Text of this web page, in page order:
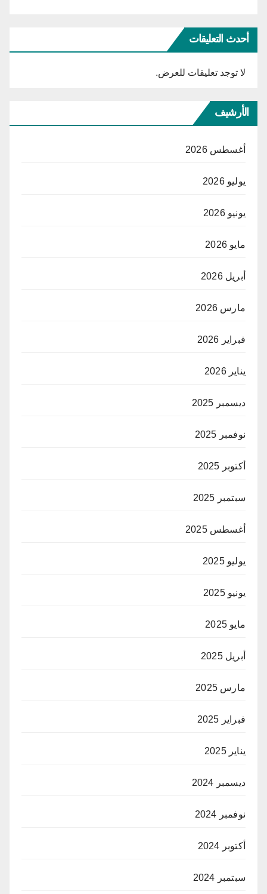
أحدث التعليقات
لا توجد تعليقات للعرض.
الأرشيف
أغسطس 2026
يوليو 2026
يونيو 2026
مايو 2026
أبريل 2026
مارس 2026
فبراير 2026
يناير 2026
ديسمبر 2025
نوفمبر 2025
أكتوبر 2025
سبتمبر 2025
أغسطس 2025
يوليو 2025
يونيو 2025
مايو 2025
أبريل 2025
مارس 2025
فبراير 2025
يناير 2025
ديسمبر 2024
نوفمبر 2024
أكتوبر 2024
سبتمبر 2024